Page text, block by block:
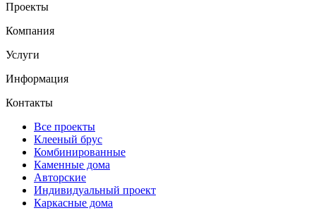
Проекты
Компания
Услуги
Информация
Контакты
Все проекты
Клееный брус
Комбинированные
Каменные дома
Авторские
Индивидуальный проект
Каркасные дома